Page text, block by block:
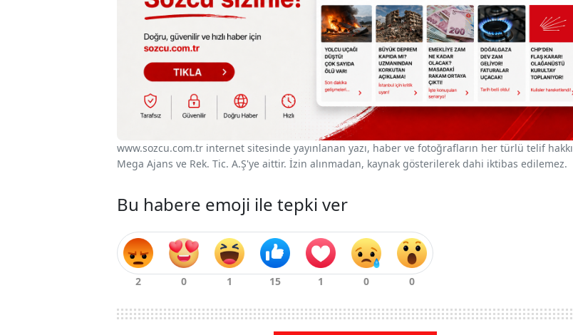
www.sozcu.com.tr internet sitesinde yayınlanan yazı, haber ve fotoğrafların her türlü telif hakkı
Mega Ajans ve Rek. Tic. A.Ş'ye aittir. İzin alınmadan, kaynak gösterilerek dahi iktibas edilemez.
Bu habere emoji ile tepki ver